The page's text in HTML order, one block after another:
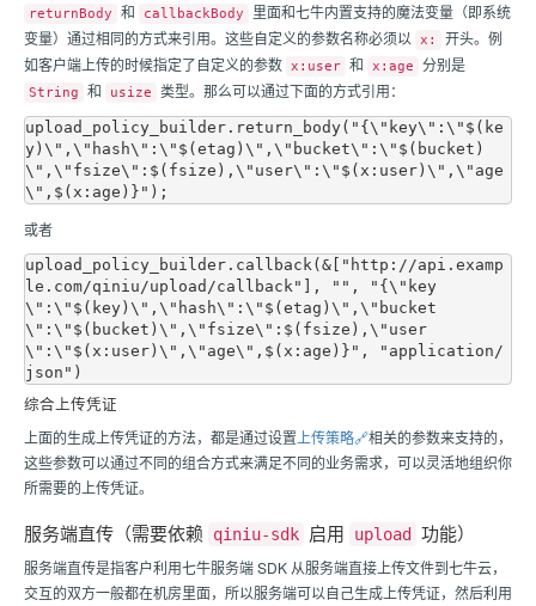
returnBody 和 callbackBody 里面和七牛内置支持的魔法变量（即系统
变量）通过相同的方式来引用。这些自定义的参数名称必须以
x:
开头。例
如客户端上传的时候指定了自定义的参数 x:user 和 x:age 分别是
String 和 usize 类型。那么可以通过下面的方式引用：
upload_policy_builder.return_body("{\"key\":\"$(ke
y)\",\"hash\":\"$(etag)\",\"bucket\":\"$(bucket)
\",\"fsize\":$(fsize),\"user\":\"$(x:user)\",\"age
或者
upload_policy_builder.callback(&["http://api.examp
le.com/qiniu/upload/callback"], "", "{\"key
\":\"$(key)\",\"hash\":\"$(etag)\",\"bucket
\":\"$(bucket)\",\"fsize\":$(fsize),\"user
\":\"$(x:user)\",\"age\",$(x:age)}", "application/
综合上传凭证
上面的生成上传凭证的方法，都是通过设置 上传策略🔗相关的参数来支持的，
这些参数可以通过不同的组合方式来满足不同的业务需求，可以灵活地组织你
所需要的上传凭证。
服务端直传（需要依赖 qiniu-sdk 启用 upload 功能）
服务端直传是指客户利用七牛服务端 SDK 从服务端直接上传文件到七牛云，
交互的双方一般都在机房里面，所以服务端可以自己生成上传凭证，然后利用